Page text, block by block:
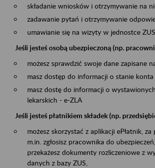
składanie wniosków i otrzymywanie na
zadawanie pytań i otrzymywanie
umawianie się na wizyty w jednostce
Jeśli jesteś osobą ubezpieczoną (np.
możesz sprawdzić swoje dane zapisane
masz dostęp do informacji o stanie konta
masz dostę do informacji o
lekarskich - e-ZLA
Jeśli jesteś płatnikiem składek (np.
możesz skorzystać z aplikacji ePłatnik,
m.in. zgłosisz pracownika do
przekażesz dokumenty rozliczeniowe z
danych z bazy ZUS,